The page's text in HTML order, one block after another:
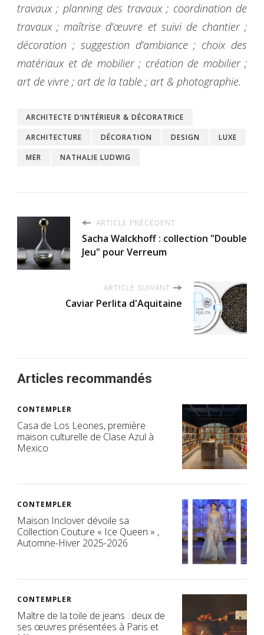
travaux ; planning des travaux ; coordination de
travaux ; maîtrise d’œuvre et suivi de chantier ;
décoration ; suggestion d’ambiance ; choix des
matériaux et de mobilier ; création de mobilier ;
art de vivre ; art de la table ; art & photographie.
ARCHITECTE D’INTÉRIEUR & DÉCORATRICE
ARCHITECTURE
DÉCORATION DESIGN
LUXE
MER
NATHALIE LUDWIG
ARTICLE PRÉCÉDENT
Sacha Walckhoff : collection "Double
Jeu" pour Verreum
ARTICLE SUIVANT
Caviar Perlita d'Aquitaine
Articles recommandés
CONTEMPLER
Casa de Los Leones, première
maison culturelle de Clase Azul à
Mexico
CONTEMPLER
Maison Inclover dévoile sa
Collection Couture « Ice Queen » ,
Automne-Hiver 2025-2026
CONTEMPLER
Maître de la toile de jeans : deux de
ses œuvres présentées à Paris et